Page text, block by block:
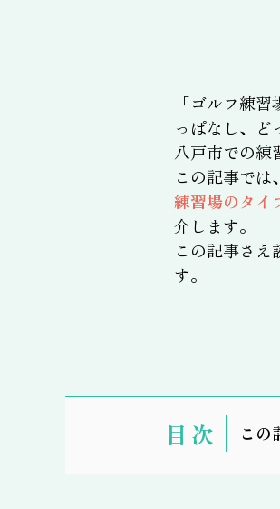
「ゴルフ練
っぱなし、
八戸市での練
この記事では
練習場のタイ
介します。
この記事さ
す。
この
表
示